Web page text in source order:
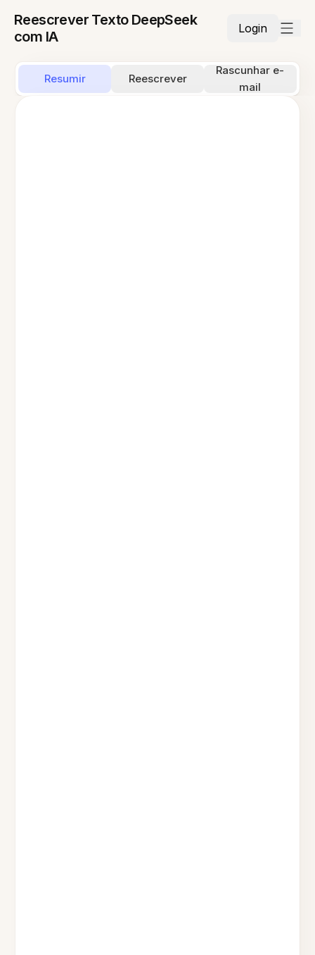
Reescrever Texto DeepSeek
com IA
Login
Resumir Reescrever
Rascunhar e-
mail